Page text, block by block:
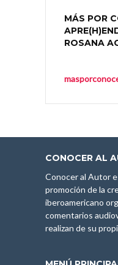
MÁS POR
ROSANA
CONOCER AL
Conocer al Autor
promoción de la
iberoamericano
comentarios
realizan de su